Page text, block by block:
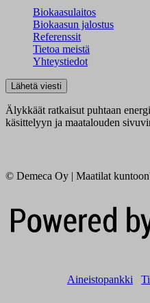
Biokaasulaitos
Biokaasun jalostus
Referenssit
Tietoa meistä
Yhteystiedot
Lähetä viesti
Älykkäät ratkaisut puhtaan
käsittelyyn ja maatalouden
© Demeca Oy | Maatilat
Aineistopankki